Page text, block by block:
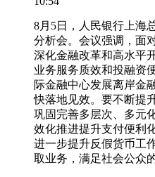
8月5日，人民银行上海
分析会。会议强调，面
深化金融改革和高水平
业务服务质效和投融资
际金融中心发展离岸金
快落地见效。要不断提
巩固完善多层次、多元
效化推进提升支付便利
进一步提升反假货币工
取业务，满足社会公众